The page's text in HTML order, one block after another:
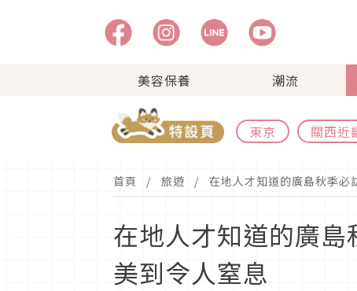
美容保養 潮流
東京 關西近
首頁 旅遊 在地人才知道的廣島秋季必
在地人才知道的廣
美到令人窒息